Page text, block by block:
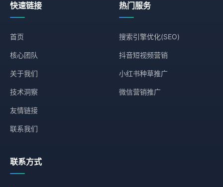
快速链接
首页
核心团队
关于我们
技术洞察
友情链接
联系我们
热门服务
搜索引擎优化(SEO)
抖音短视频营销
小红书种草推广
微信营销推广
联系方式